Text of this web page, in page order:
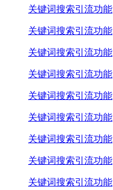
关键词搜索引流功能
关键词搜索引流功能
关键词搜索引流功能
关键词搜索引流功能
关键词搜索引流功能
关键词搜索引流功能
关键词搜索引流功能
关键词搜索引流功能
关键词搜索引流功能